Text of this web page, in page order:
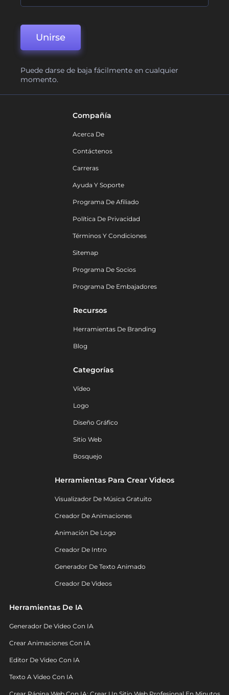
Unirse
Puede darse de baja fácilmente en cualquier
momento.
Compañía
Acerca De
Contáctenos
Carreras
Ayuda Y Soporte
Programa De Afiliado
Política De Privacidad
Términos Y Condiciones
Sitemap
Programa De Socios
Programa De Embajadores
Recursos
Herramientas De Branding
Blog
Categorías
Vídeo
Logo
Diseño Gráfico
Sitio Web
Bosquejo
Herramientas Para Crear Videos
Visualizador De Música Gratuito
Creador De Animaciones
Animación De Logo
Creador De Intro
Generador De Texto Animado
Creador De Videos
Herramientas De IA
Generador De Video Con IA
Crear Animaciones Con IA
Editor De Video Con IA
Texto A Video Con IA